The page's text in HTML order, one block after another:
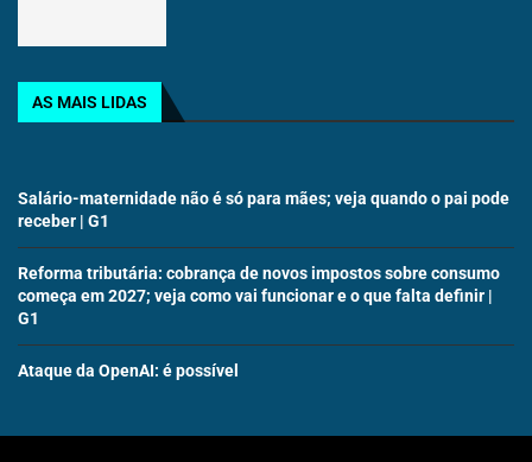
AS MAIS LIDAS
Salário-maternidade não é só para mães; veja quando o pai pode
receber | G1
Reforma tributária: cobrança de novos impostos sobre consumo
começa em 2027; veja como vai funcionar e o que falta definir |
G1
Ataque da OpenAI: é possível